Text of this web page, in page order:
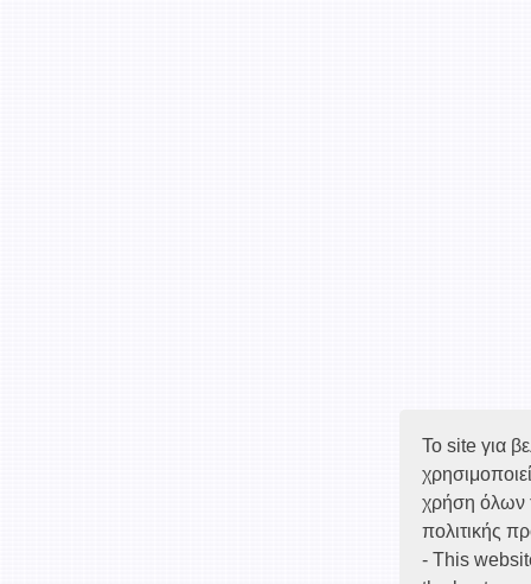
Το site για
χρήση όλων
πολιτικής
- This